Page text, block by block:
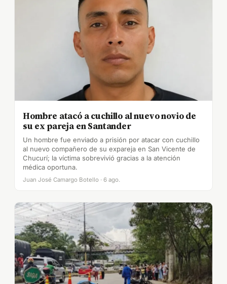
Hombre atacó a cuchillo al nuevo novio de
su ex pareja en Santander
Un hombre fue enviado a prisión por atacar con cuchillo
al nuevo compañero de su expareja en San Vicente de
Chucurí; la víctima sobrevivió gracias a la atención
médica oportuna.
Juan José Camargo Botello · 6 ago.